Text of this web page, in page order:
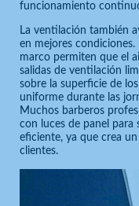
funcionamiento
La ventilación también
en mejores condiciones.
marco permiten que el
salidas de ventilación
sobre la superficie de
uniforme durante las
Muchos barberos
con luces de panel
eficiente, ya que crea
clientes.